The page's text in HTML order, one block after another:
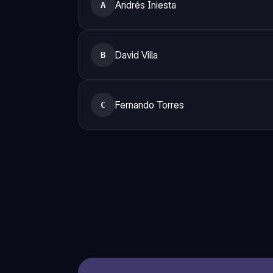
A Andrés Iniesta
B David Villa
C Fernando Torres